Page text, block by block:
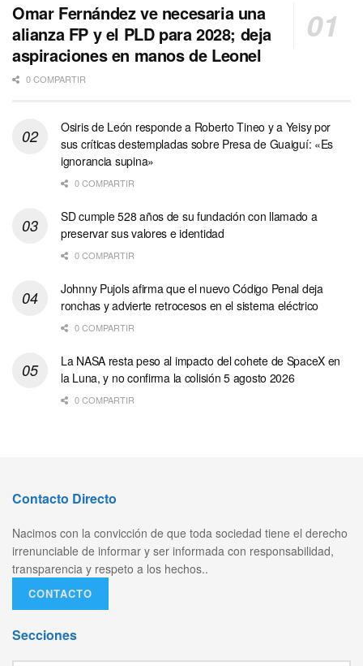
Omar Fernández ve necesaria una
alianza FP y el PLD para 2028; deja
aspiraciones en manos de Leonel
0 COMPARTIR
Osiris de León responde a Roberto Tineo y a Yeisy por
sus críticas destempladas sobre Presa de Guaiguí: «Es
ignorancia supina»
0 COMPARTIR
SD cumple 528 años de su fundación con llamado a
preservar sus valores e identidad
0 COMPARTIR
Johnny Pujols afirma que el nuevo Código Penal deja
ronchas y advierte retrocesos en el sistema eléctrico
0 COMPARTIR
La NASA resta peso al impacto del cohete de SpaceX en
la Luna, y no confirma la colisión 5 agosto 2026
0 COMPARTIR
Contacto Directo
Nacimos con la convicción de que toda sociedad tiene el derecho
irrenunciable de informar y ser informada con responsabilidad,
transparencia y respeto a los hechos..
CONTACTO
Secciones